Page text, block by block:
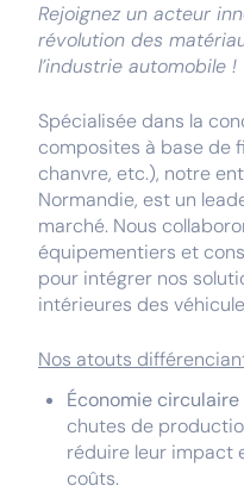
Rejoignez un acteur
révolution des
l’industrie automobile !
Spécialisée dans la
composites à base de
chanvre, etc.), notre
Normandie, est un
marché. Nous
équipementiers et
pour intégrer nos
intérieures des
Nos atouts
Économie circulaire
chutes de
réduire leur impact
coûts.